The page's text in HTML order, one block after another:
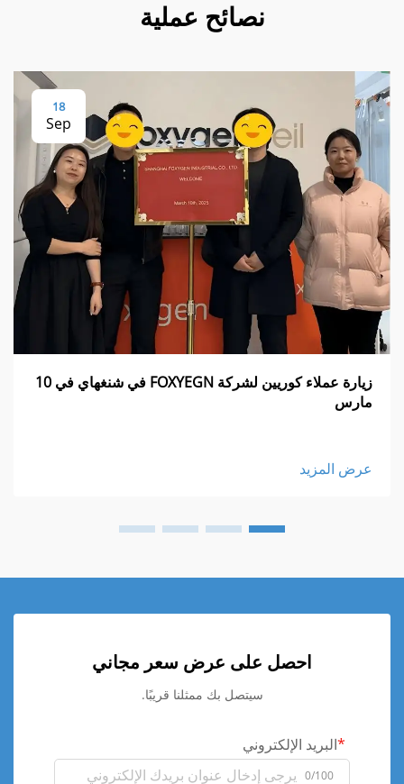
نصائح عملية
18
Sep
زيارة عملاء كوريين لشركة FOXYEGN في شنغهاي في 10
مارس
عرض المزيد
احصل على عرض سعر مجاني
سيتصل بك ممثلنا قريبًا.
البريد الإلكتروني
0/100